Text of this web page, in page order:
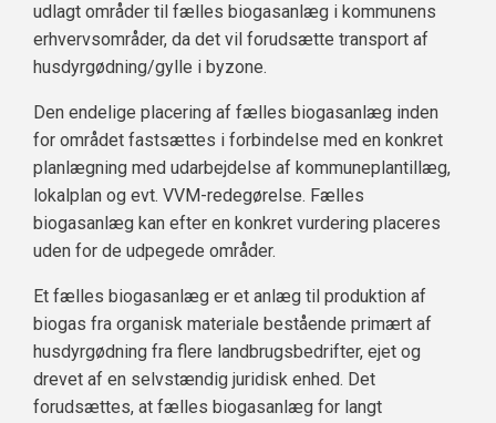
udlagt områder til fælles biogasanlæg i kommunens
erhvervsområder, da det vil forudsætte transport af
husdyrgødning/gylle i byzone.
Den endelige placering af fælles biogasanlæg inden
for området fastsættes i forbindelse med en konkret
planlægning med udarbejdelse af kommuneplantillæg,
lokalplan og evt. VVM-redegørelse. Fælles
biogasanlæg kan efter en konkret vurdering placeres
uden for de udpegede områder.
Et fælles biogasanlæg er et anlæg til produktion af
biogas fra organisk materiale bestående primært af
husdyrgødning fra flere landbrugsbedrifter, ejet og
drevet af en selvstændig juridisk enhed. Det
forudsættes, at fælles biogasanlæg for langt